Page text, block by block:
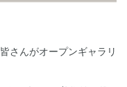
さんがオープンギャラリ